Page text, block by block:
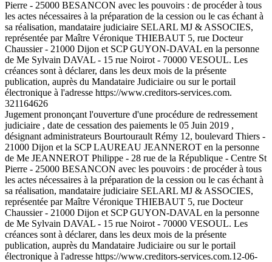
Pierre - 25000 BESANCON avec les pouvoirs : de procéder à tous
les actes nécessaires à la préparation de la cession ou le cas échant à
sa réalisation, mandataire judiciaire SELARL MJ & ASSOCIES,
représentée par Maître Véronique THIEBAUT 5, rue Docteur
Chaussier - 21000 Dijon et SCP GUYON-DAVAL en la personne
de Me Sylvain DAVAL - 15 rue Noirot - 70000 VESOUL. Les
créances sont à déclarer, dans les deux mois de la présente
publication, auprès du Mandataire Judiciaire ou sur le portail
électronique à l'adresse https://www.creditors-services.com.
321164626
Jugement prononçant l'ouverture d'une procédure de redressement
judiciaire , date de cessation des paiements le 05 Juin 2019 ,
désignant administrateurs Bourtourault Rémy 12, boulevard Thiers -
21000 Dijon et la SCP LAUREAU JEANNEROT en la personne
de Me JEANNEROT Philippe - 28 rue de la République - Centre St
Pierre - 25000 BESANCON avec les pouvoirs : de procéder à tous
les actes nécessaires à la préparation de la cession ou le cas échant à
sa réalisation, mandataire judiciaire SELARL MJ & ASSOCIES,
représentée par Maître Véronique THIEBAUT 5, rue Docteur
Chaussier - 21000 Dijon et SCP GUYON-DAVAL en la personne
de Me Sylvain DAVAL - 15 rue Noirot - 70000 VESOUL. Les
créances sont à déclarer, dans les deux mois de la présente
publication, auprès du Mandataire Judiciaire ou sur le portail
électronique à l'adresse https://www.creditors-services.com.12-06-